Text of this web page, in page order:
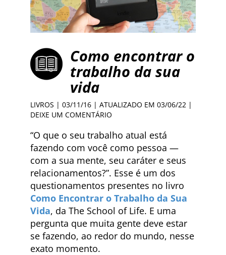
Como encontrar o
trabalho da sua
vida
LIVROS | 03/11/16 | ATUALIZADO EM 03/06/22 |
DEIXE UM COMENTÁRIO
“O que o seu trabalho atual está
fazendo com você como pessoa —
com a sua mente, seu caráter e seus
relacionamentos?”. Esse é um dos
questionamentos presentes no livro
Como Encontrar o Trabalho da Sua
Vida, da The School of Life. E uma
pergunta que muita gente deve estar
se fazendo, ao redor do mundo, nesse
exato momento.